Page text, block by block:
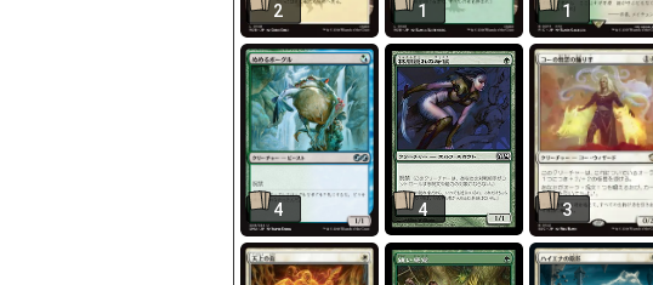
2 1 1
4 4 3